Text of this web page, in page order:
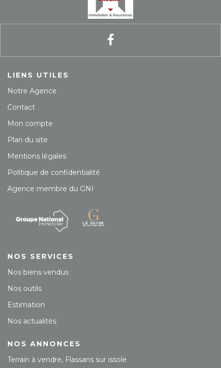
LIENS UTILES
Notre Agence
Contact
Mon compte
Plan du site
Mentions légales
Politique de confidentialité
Agence membre du GNI
NOS SERVICES
Nos biens vendus
Nos outils
Estimation
Nos actualités
NOS ANNONCES
Terrain à vendre, Flassans sur issole